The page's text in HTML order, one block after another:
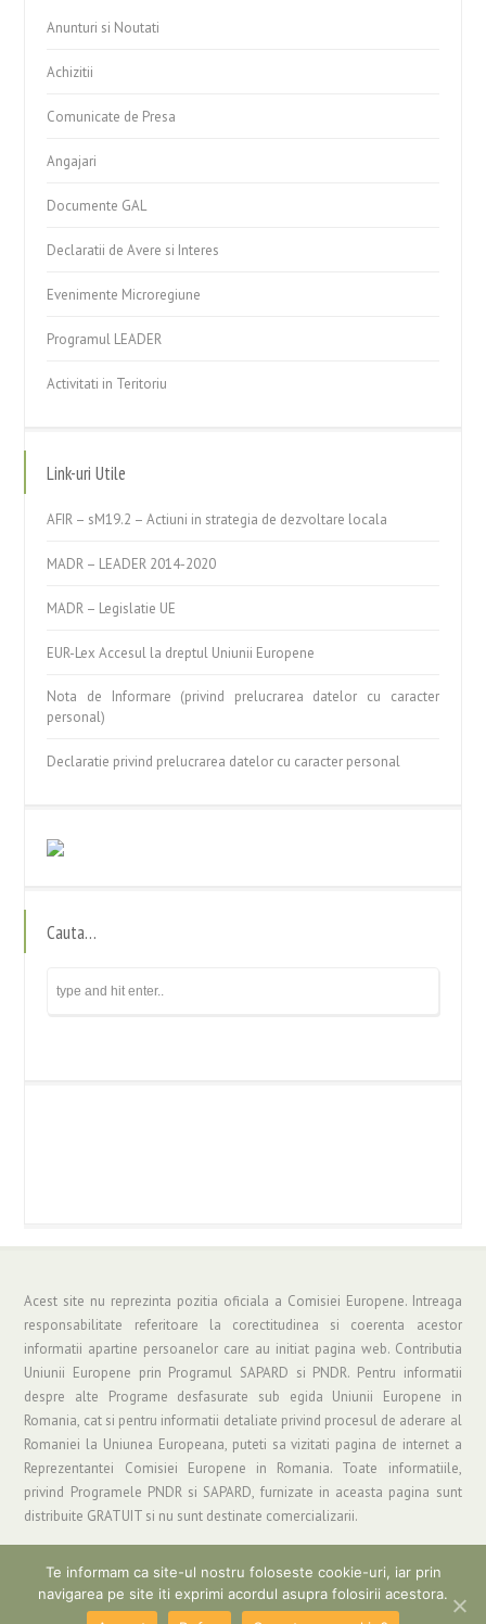
Anunturi si Noutati
Achizitii
Comunicate de Presa
Angajari
Documente GAL
Declaratii de Avere si Interes
Evenimente Microregiune
Programul LEADER
Activitati in Teritoriu
Link-uri Utile
AFIR – sM19.2 – Actiuni in strategia de dezvoltare locala
MADR – LEADER 2014-2020
MADR – Legislatie UE
EUR-Lex Accesul la dreptul Uniunii Europene
Nota de Informare (privind prelucrarea datelor cu caracter
personal)
Declaratie privind prelucrarea datelor cu caracter personal
Cauta…
Acest site nu reprezinta pozitia oficiala a Comisiei Europene. Intreaga
responsabilitate referitoare la corectitudinea si coerenta acestor
informatii apartine persoanelor care au initiat pagina web. Contributia
Uniunii Europene prin Programul SAPARD si PNDR. Pentru informatii
despre alte Programe desfasurate sub egida Uniunii Europene in
Romania, cat si pentru informatii detaliate privind procesul de aderare al
Romaniei la Uniunea Europeana, puteti sa vizitati pagina de internet a
Reprezentantei Comisiei Europene in Romania. Toate informatiile,
privind Programele PNDR si SAPARD, furnizate in aceasta pagina sunt
distribuite GRATUIT si nu sunt destinate comercializarii.
Copyright © 2019 Asociatia "Grup de Actiune Locala Parang" | Informatii si
Suport: gal_parang@yahoo.com
Te informam ca site-ul nostru foloseste cookie-uri, iar prin
navigarea pe site iti exprimi acordul asupra folosirii acestora.